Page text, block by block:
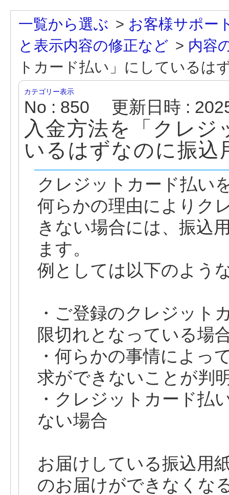
一覧から選ぶ > お客様サポー
と表示内容の修正など > 内容
トカード払い」にしているは
カテゴリー表示
No : 850 更新日時 :
入金方法を「クレ
いるはずなのに振込
クレジットカード払い
何らかの理由によりク
きない場合には、振込
ます。
例としては以下のよう
・ご登録のクレジット
限切れとなっている場
・何らかの事情によっ
求ができないことが判
・クレジットカード払
ない場合
お届けしている振込用
のお届けができなくな